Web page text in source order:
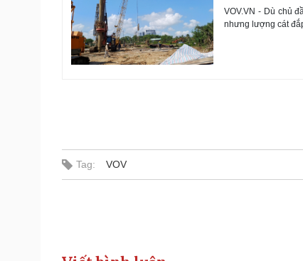
VOV.VN - Dù chủ
nhưng lượng cát
Tag: VOV